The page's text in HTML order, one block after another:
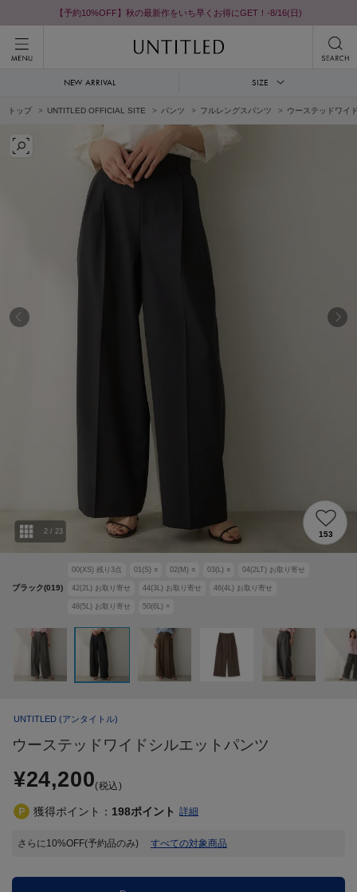
【予約10%OFF】秋の最新作をいち早くお得にGET！-8/16(日)
NEW ARRIVAL SIZE
トップ UNTITLED OFFICIAL SITE パンツ フルレングスパンツ ウーステッドワイ
ブラック(019)
00(XS) 残り 3点 01(S) ○ 02(M) ○ 03(L) ○ 04(2LT) お取り寄せ
42(2L) お取り寄せ 44(3L) お取り寄せ 46(4L) お取り寄せ
48(5L) お取り寄せ 50(6L) ×
2 / 23 153
UNTITLED (アンタイトル)
ウーステッドワイドシルエットパンツ
¥24,200(税込)
獲得ポイント： 198ポイント 詳細
さらに10%OFF(予約品のみ) すべての対象商品